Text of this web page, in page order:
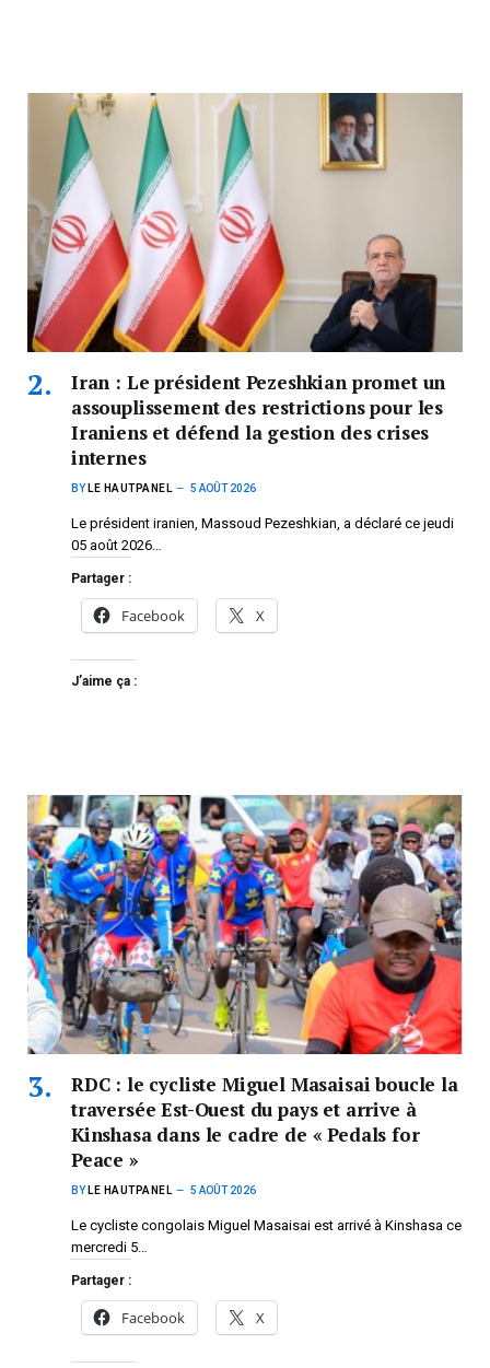
Iran : Le président Pezeshkian promet un
assouplissement des restrictions pour les
Iraniens et défend la gestion des crises
internes
BY LE HAUTPANEL 5 AOÛT 2026
Le président iranien, Massoud Pezeshkian, a déclaré ce jeudi
05 août 2026…
Partager :
Facebook X
J’aime ça :
RDC : le cycliste Miguel Masaisai boucle la
traversée Est-Ouest du pays et arrive à
Kinshasa dans le cadre de « Pedals for
Peace »
BY LE HAUTPANEL 5 AOÛT 2026
Le cycliste congolais Miguel Masaisai est arrivé à Kinshasa ce
mercredi 5…
Partager :
Facebook X